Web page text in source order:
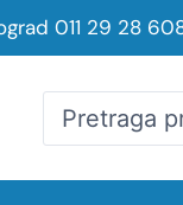
011 29 28